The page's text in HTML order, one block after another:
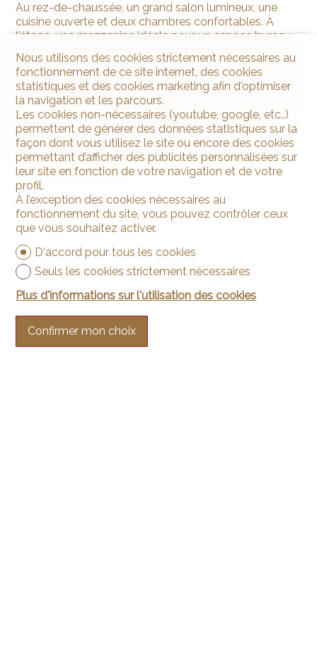
Au rez-de-chaussée, un grand salon lumineux, une
cuisine ouverte et deux chambres confortables. À
l'étage, une mezzanine idéale pour un espace bureau
ou de détente, ainsi qu'une chambre supplémentaire.
Vous profiterez également d'une belle salle de bain et
d'un balcon avec une vue dégagée.
Ce bien rare dispose de rangements pratiques et d'une
excellente luminosité. À proximité des transports
publics, commerces et écoles, cet appartement est
parfait pour une famille ou un couple recherchant
confort et tranquillité.
Nous utilisons des cookies strictement nécessaires au
fonctionnement de ce site internet, des cookies
statistiques et des cookies marketing afin d'optimiser
la navigation et les parcours.
Les cookies non-nécessaires (youtube, google, etc..)
permettent de générer des données statistiques sur la
façon dont vous utilisez le site ou encore des cookies
permettant d’afficher des publicités personnalisées sur
leur site en fonction de votre navigation et de votre
profil.
À l’exception des cookies nécessaires au
fonctionnement du site, vous pouvez contrôler ceux
que vous souhaitez activer.
D'accord pour tous les cookies
Seuls les cookies strictement nécessaires
Plus d'informations sur l'utilisation des cookies
Confirmer mon choix